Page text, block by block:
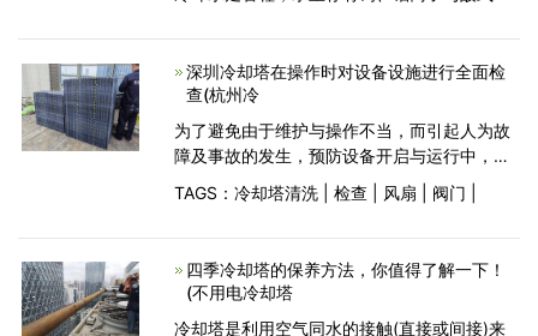
化物；2、冷却水里的溶氧会引起电化学腐蚀，
造成锈垢，会阻塞管道
深圳冷却塔在操作时对设备设施进行全面检
查(杭州冷
为了避免由于维护与操作不当，而引起人为故
障及事故的发生，预防设备开启与运行中，存
在隐患或者超负荷运行，造成电源柜及电动机
损坏，为此，必须对广东冷却塔水系统的相关
TAGS： 冷却塔清洗| 检查 风扇 阀门
四季冷却塔的保养方法，你值得了解一下！
(不用电冷却塔
冷却塔是利用空气同水的接触(直接或间接)来